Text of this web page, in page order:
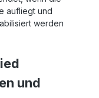
aufliegt und
werden
und